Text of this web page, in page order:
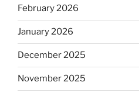
February 2026
January 2026
December 2025
November 2025